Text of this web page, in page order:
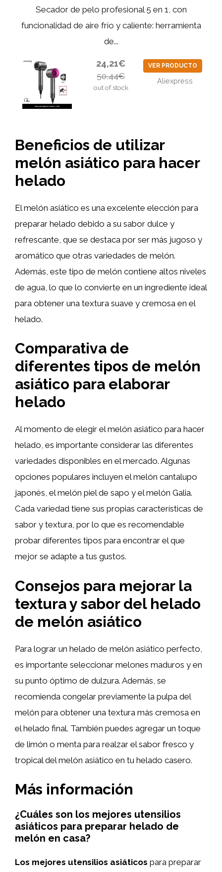
Secador de pelo profesional 5 en 1, con
funcionalidad de aire frío y caliente: herramienta
de...
24,21€
50,44€
out of stock
VER PRODUCTO
Aliexpress
Beneficios de utilizar
melón asiático para hacer
helado
El melón asiático es una excelente elección para
preparar helado debido a su sabor dulce y
refrescante, que se destaca por ser más jugoso y
aromático que otras variedades de melón.
Además, este tipo de melón contiene altos niveles
de agua, lo que lo convierte en un ingrediente ideal
para obtener una textura suave y cremosa en el
helado.
Comparativa de
diferentes tipos de melón
asiático para elaborar
helado
Al momento de elegir el melón asiático para hacer
helado, es importante considerar las diferentes
variedades disponibles en el mercado. Algunas
opciones populares incluyen el melón cantalupo
japonés, el melón piel de sapo y el melón Galia.
Cada variedad tiene sus propias características de
sabor y textura, por lo que es recomendable
probar diferentes tipos para encontrar el que
mejor se adapte a tus gustos.
Consejos para mejorar la
textura y sabor del helado
de melón asiático
Para lograr un helado de melón asiático perfecto,
es importante seleccionar melones maduros y en
su punto óptimo de dulzura. Además, se
recomienda congelar previamente la pulpa del
melón para obtener una textura más cremosa en
el helado final. También puedes agregar un toque
de limón o menta para realzar el sabor fresco y
tropical del melón asiático en tu helado casero.
Más información
¿Cuáles son los mejores utensilios
asiáticos para preparar helado de
melón en casa?
Los mejores utensilios asiáticos para preparar